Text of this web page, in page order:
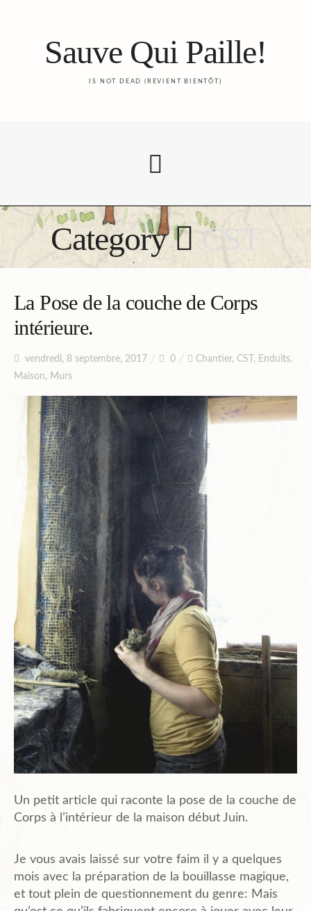
Sauve Qui Paille!
IS NOT DEAD (REVIENT BIENTÔT)
Accueil
Chantiers Participatifs
Budget
Plans et Doc.
PIèces du Permis
Plans de l’Abri
Liens Amis
Biblio.
Contact
Category CST
La Pose de la couche de Corps
intérieure.
vendredi, 8 septembre, 2017 0 Chantier, CST , Enduits,
Maison, Murs
Un petit article qui raconte la pose de la couche de
Corps à l’intérieur de la maison début Juin.
Je vous avais laissé sur votre faim il y a quelques
mois avec la préparation de la bouillasse magique,
et tout plein de questionnement du genre: Mais